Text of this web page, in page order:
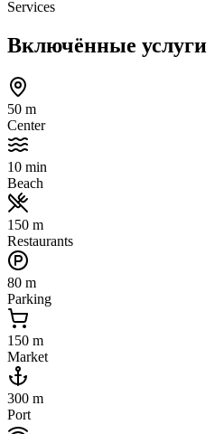
Services
Включённые услуги
50 m
Center
10 min
Beach
150 m
Restaurants
80 m
Parking
150 m
Market
300 m
Port